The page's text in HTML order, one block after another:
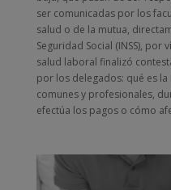
ser comunicadas por los
salud o de la mutua,
Seguridad Social (INSS), por
salud laboral finalizó
por los delegados: qué es
comunes y profesionales,
efectúa los pagos o cómo